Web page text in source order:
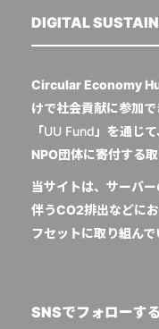
DIGITAL
Circular Economy
けで社会貢献に参加
「UU Fund 」を通じ
NPO団体に寄付する取
当サイトは、サーバ
伴うCO2排出などに
フセットに取り組んで
SNSでフォローする